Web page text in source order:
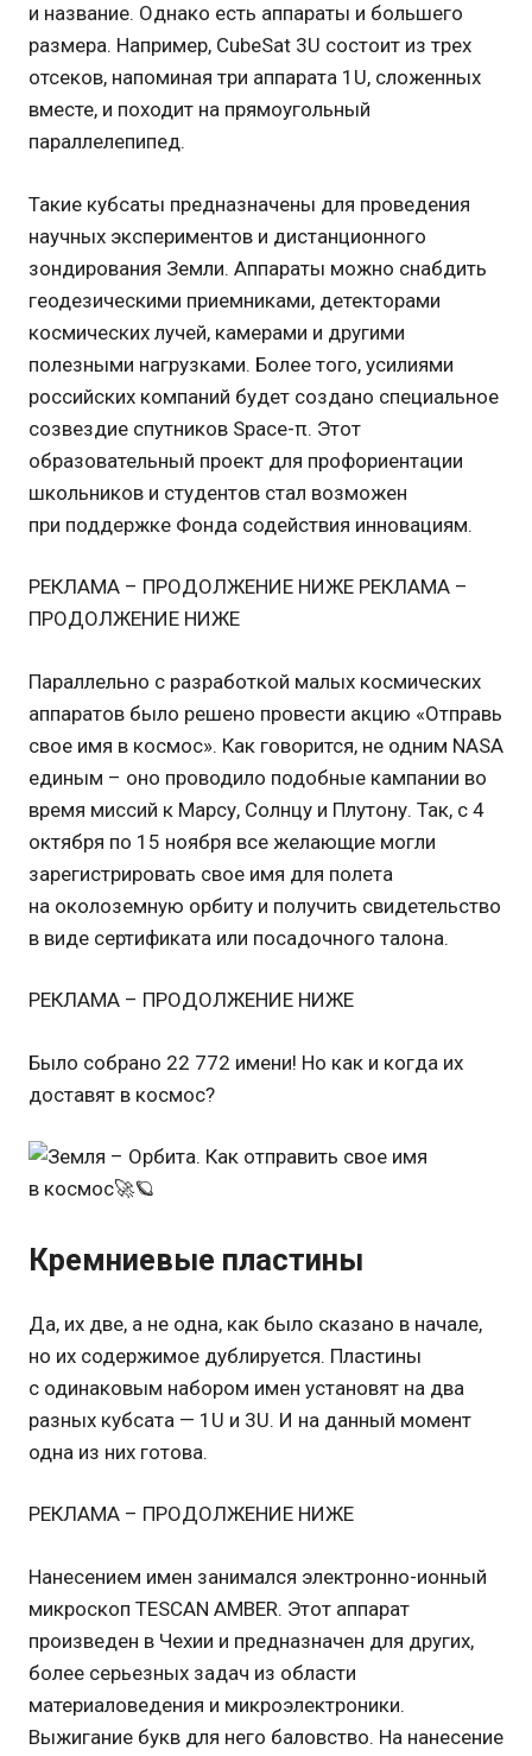
и название. Однако есть аппараты и большего
размера. Например, CubeSat 3U состоит из трех
отсеков, напоминая три аппарата 1U, сложенных
вместе, и походит на прямоугольный
параллелепипед.
Такие кубсаты предназначены для проведения
научных экспериментов и дистанционного
зондирования Земли. Аппараты можно снабдить
геодезическими приемниками, детекторами
космических лучей, камерами и другими
полезными нагрузками. Более того, усилиями
российских компаний будет создано специальное
созвездие спутников Space-π. Этот
образовательный проект для профориентации
школьников и студентов стал возможен
при поддержке Фонда содействия инновациям.
РЕКЛАМА – ПРОДОЛЖЕНИЕ НИЖЕ РЕКЛАМА –
ПРОДОЛЖЕНИЕ НИЖЕ
Параллельно с разработкой малых космических
аппаратов было решено провести акцию «Отправь
свое имя в космос». Как говорится, не одним NASA
единым – оно проводило подобные кампании во
время миссий к Марсу, Солнцу и Плутону. Так, с 4
октября по 15 ноября все желающие могли
зарегистрировать свое имя для полета
на околоземную орбиту и получить свидетельство
в виде сертификата или посадочного талона.
РЕКЛАМА – ПРОДОЛЖЕНИЕ НИЖЕ
Было собрано 22 772 имени! Но как и когда их
доставят в космос?
Кремниевые пластины
Да, их две, а не одна, как было сказано в начале,
но их содержимое дублируется. Пластины
с одинаковым набором имен установят на два
разных кубсата — 1U и 3U. И на данный момент
одна из них готова.
РЕКЛАМА – ПРОДОЛЖЕНИЕ НИЖЕ
Нанесением имен занимался электронно-ионный
микроскоп TESCAN AMBER. Этот аппарат
произведен в Чехии и предназначен для других,
более серьезных задач из области
материаловедения и микроэлектроники.
Выжигание букв для него баловство. На нанесение